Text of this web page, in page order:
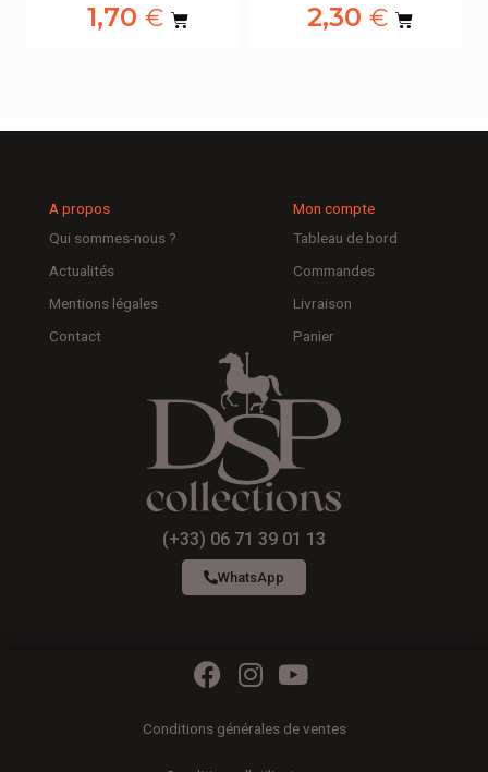
1,70€ 2,30€
A propos
Qui sommes-nous ?
Actualités
Mentions légales
Contact
Mon compte
Tableau de bord
Commandes
Livraison
Panier
(+33) 06 71 39 01 13
WhatsApp
F
c
I
s
Y
u
Conditions générales de ventes